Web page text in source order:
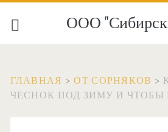
ООО
ГЛАВНАЯ > ОТ СОРНЯКОВ >
ЧЕСНОК ПОД ЗИМУ И ЧТОБЫ